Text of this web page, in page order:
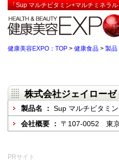
「Sup マルチビタミン+マルチミネラ
健康美容EXPO：TOP > 健康食品 > 製品
株式会社ジェイローゼ
製品名 ： Sup マルチビタミ
会社概要 ： 〒107-0052 東
PRサイト